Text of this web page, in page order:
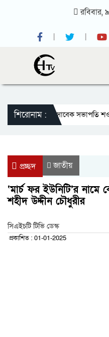
রবিবার,৯
শিরোনাম :
প্রেসক্লাবের সাবেক সভাপতি
প্রচ্ছদ জাতীয়
‘মার্চ ফর ইউনিটি’র
শহীদ উদ্দীন চৌধুরীর
সিএইচটি টিভি ডেস্ক
প্রকাশিত : 01-01-2025